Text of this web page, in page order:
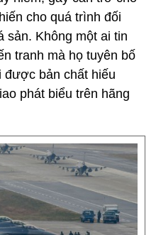
cho quá trình đối
sản. Không một ai tin
tranh mà họ tuyên bố
được bản chất hiếu
phát biểu trên hãng